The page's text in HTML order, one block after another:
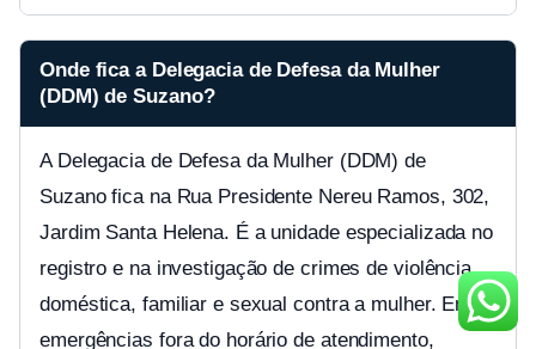
Onde fica a Delegacia de Defesa da Mulher
(DDM) de Suzano?
A Delegacia de Defesa da Mulher (DDM) de
Suzano fica na Rua Presidente Nereu Ramos, 302,
Jardim Santa Helena. É a unidade especializada no
registro e na investigação de crimes de violência
doméstica, familiar e sexual contra a mulher. Em
emergências fora do horário de atendimento,